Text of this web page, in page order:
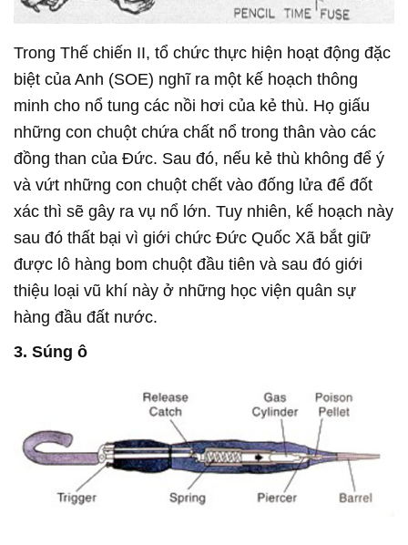
Trong Thế chiến II, tổ chức thực hiện hoạt động đặc
biệt của Anh (SOE) nghĩ ra một kế hoạch thông
minh cho nổ tung các nồi hơi của kẻ thù. Họ giấu
những con chuột chứa chất nổ trong thân vào các
đồng than của Đức. Sau đó, nếu kẻ thù không để ý
và vứt những con chuột chết vào đống lửa để đốt
xác thì sẽ gây ra vụ nổ lớn. Tuy nhiên, kế hoạch này
sau đó thất bại vì giới chức Đức Quốc Xã bắt giữ
được lô hàng bom chuột đầu tiên và sau đó giới
thiệu loại vũ khí này ở những học viện quân sự
hàng đầu đất nước.
3. Súng ô